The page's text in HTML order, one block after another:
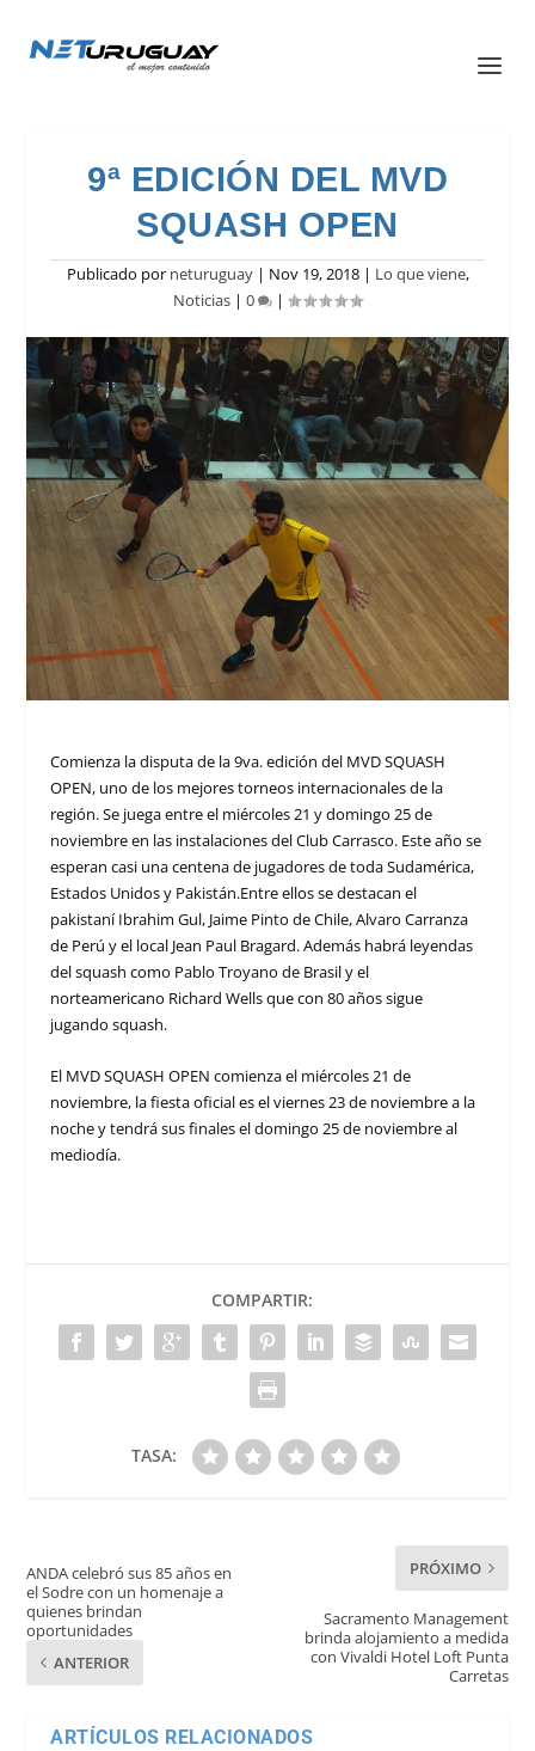
9ª EDICIÓN DEL MVD
SQUASH OPEN
Publicado por neturuguay| Nov 19, 2018| Lo que viene,
Noticias | 0 |
Comienza la disputa de la 9va. edición del MVD SQUASH
OPEN, uno de los mejores torneos internacionales de la
región. Se juega entre el miércoles 21 y domingo 25 de
noviembre en las instalaciones del Club Carrasco. Este año se
esperan casi una centena de jugadores de toda Sudamérica,
Estados Unidos y Pakistán.Entre ellos se destacan el
pakistaní Ibrahim Gul, Jaime Pinto de Chile, Alvaro Carranza
de Perú y el local Jean Paul Bragard. Además habrá leyendas
del squash como Pablo Troyano de Brasil y el
norteamericano Richard Wells que con 80 años sigue
jugando squash.
El MVD SQUASH OPEN comienza el miércoles 21 de
noviembre, la fiesta oficial es el viernes 23 de noviembre a la
noche y tendrá sus finales el domingo 25 de noviembre al
mediodía.
COMPARTIR:
TASA:
ANDA celebró sus 85 años en
el Sodre con un homenaje a
quienes brindan
oportunidades
ANTERIOR
PRÓXIMO
Sacramento Management
brinda alojamiento a medida
con Vivaldi Hotel Loft Punta
Carretas
ARTÍCULOS RELACIONADOS